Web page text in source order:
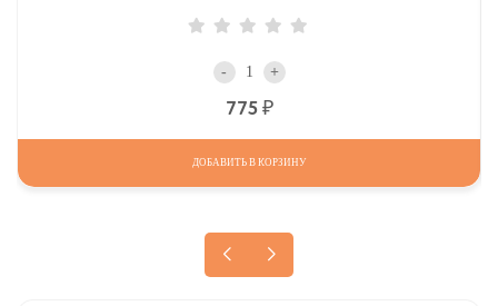
- +
775
ДОБАВИТЬ В КОРЗИНУ